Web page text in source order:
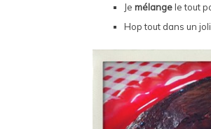
Je mélangele tout
Hop tout dans un